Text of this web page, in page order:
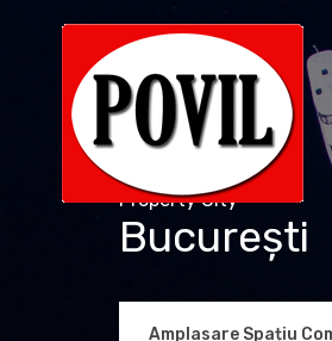
Property City
București
Amplasare Spațiu